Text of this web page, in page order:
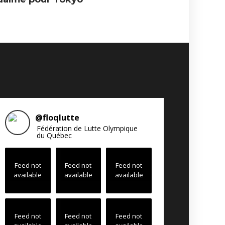
@floqlutte
Fédération de Lutte Olympique
du Québec
Feed not
available
Feed not
available
Feed not
available
Feed not
Feed not
Feed not